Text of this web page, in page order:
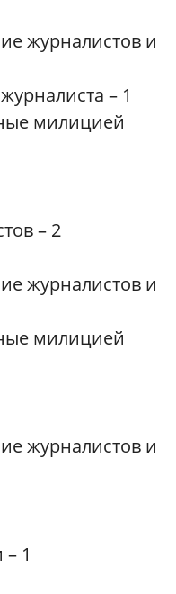
журналистов и
– 1
милицией
– 2
журналистов и
милицией
журналистов и
1